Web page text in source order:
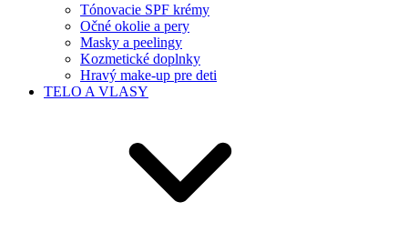
Tónovacie SPF krémy
Očné okolie a pery
Masky a peelingy
Kozmetické doplnky
Hravý make-up pre deti
TELO A VLASY